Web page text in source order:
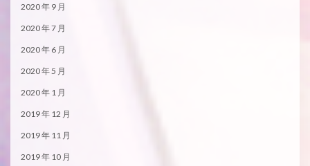
2020 年 9 月
2020 年 7 月
2020 年 6 月
2020 年 5 月
2020 年 1 月
2019 年 12 月
2019 年 11 月
2019 年 10 月